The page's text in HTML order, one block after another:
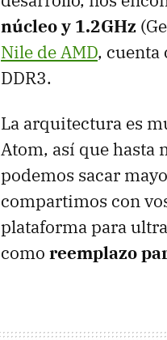
núcleo y 1.2GHz
Nile de AMD, cuenta
DDR3.
La arquitectura es
Atom, así que hasta
podemos sacar
compartimos con
plataforma para
como reemplazo